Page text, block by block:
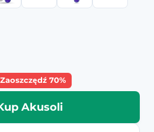
Zaoszczędź 70%
Akusoli